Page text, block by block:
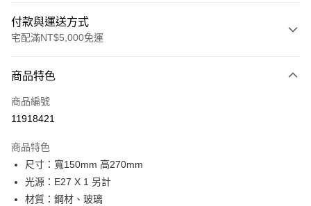
付款與運送方式
宅配滿NT$5,000免運
信用卡一次付款
LINE Pay
街口支付
悠遊付
商品特色
商品編號
11918421
商品特色
尺寸：寬150mm 高270mm
光源：E27 X 1 另計
材質：鋼材、玻璃